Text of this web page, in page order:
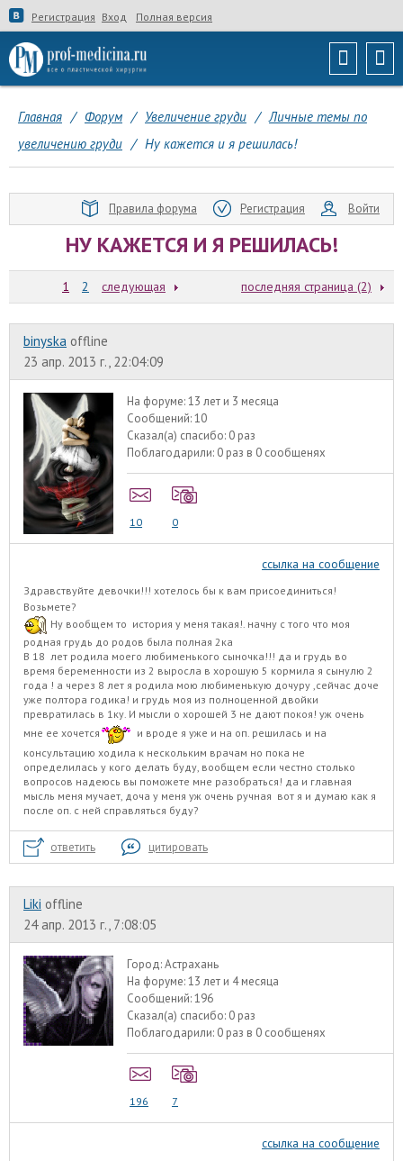
Регистрация Вход Полная версия
Главная / Форум / Увеличение груди / Личные темы по
увеличению груди / Ну кажется и я решилась!
Правила форума Регистрация Войти
НУ КАЖЕТСЯ И Я РЕШИЛАСЬ!
1 2 следующая последняя страница (2)
binyska offline
23 апр. 2013 г., 22:04:09
На форуме:13 лет и 3 месяца
Сообщений:10
Сказал(а) спасибо: 0 раз
Поблагодарили: 0 раз в 0 сообщенях
10 0
ссылка на сообщение
Здравствуйте девочки!!! хотелось бы к вам присоединиться!
Возьмете?
Ну вообщем то история у меня такая!. начну с того что моя
родная грудь до родов была полная 2ка
В 18 лет родила моего любименького сыночка!!! да и грудь во
время беременности из 2 выросла в хорошую 5 кормила я сынулю 2
года ! а через 8 лет я родила мою любименькую дочуру ,сейчас доче
уже полтора годика! и грудь моя из полноценной двойки
превратилась в 1ку. И мысли о хорошей 3 не дают покоя! уж очень
мне ее хочется
и вроде я уже и на оп. решилась и на
консультацию ходила к нескольким врачам но пока не
определилась у кого делать буду, вообщем если честно столько
вопросов надеюсь вы поможете мне разобраться! да и главная
мысль меня мучает, доча у меня уж очень ручная вот я и думаю как я
после оп. с ней справляться буду?
ответить цитировать
Liki offline
24 апр. 2013 г., 7:08:05
Город:Астрахань
На форуме:13 лет и 4 месяца
Сообщений:196
Сказал(а) спасибо: 0 раз
Поблагодарили: 0 раз в 0 сообщенях
196 7
ссылка на сообщение